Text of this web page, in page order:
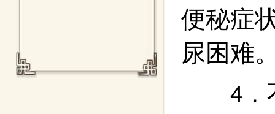
便秘症
尿困难
4．